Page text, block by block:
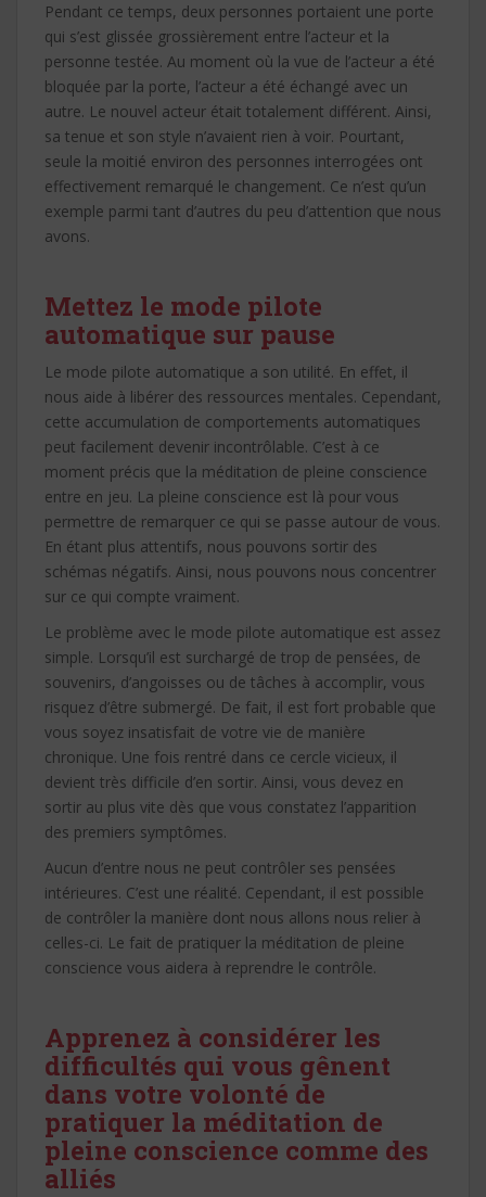
Pendant ce temps, deux personnes portaient une porte
qui s’est glissée grossièrement entre l’acteur et la
personne testée. Au moment où la vue de l’acteur a été
bloquée par la porte, l’acteur a été échangé avec un
autre. Le nouvel acteur était totalement différent. Ainsi,
sa tenue et son style n’avaient rien à voir. Pourtant,
seule la moitié environ des personnes interrogées ont
effectivement remarqué le changement. Ce n’est qu’un
exemple parmi tant d’autres du peu d’attention que nous
avons.
Mettez le mode pilote
automatique sur pause
Le mode pilote automatique a son utilité. En effet, il
nous aide à libérer des ressources mentales. Cependant,
cette accumulation de comportements automatiques
peut facilement devenir incontrôlable. C’est à ce
moment précis que la méditation de pleine conscience
entre en jeu. La pleine conscience est là pour vous
permettre de remarquer ce qui se passe autour de vous.
En étant plus attentifs, nous pouvons sortir des
schémas négatifs. Ainsi, nous pouvons nous concentrer
sur ce qui compte vraiment.
Le problème avec le mode pilote automatique est assez
simple. Lorsqu’il est surchargé de trop de pensées, de
souvenirs, d’angoisses ou de tâches à accomplir, vous
risquez d’être submergé. De fait, il est fort probable que
vous soyez insatisfait de votre vie de manière
chronique. Une fois rentré dans ce cercle vicieux, il
devient très difficile d’en sortir. Ainsi, vous devez en
sortir au plus vite dès que vous constatez l’apparition
des premiers symptômes.
Aucun d’entre nous ne peut contrôler ses pensées
intérieures. C’est une réalité. Cependant, il est possible
de contrôler la manière dont nous allons nous relier à
celles-ci. Le fait de pratiquer la méditation de pleine
conscience vous aidera à reprendre le contrôle.
Apprenez à considérer les
difficultés qui vous gênent
dans votre volonté de
pratiquer la méditation de
pleine conscience comme des
alliés